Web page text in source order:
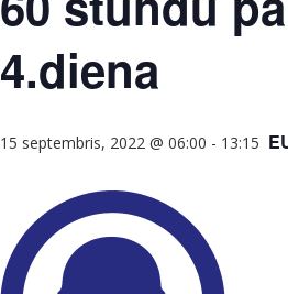
4.diena
15 septembris, 2022 @ 06:00 - 13:15